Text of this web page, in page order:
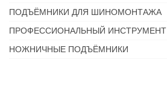
ПОДЪЁМНИКИ ДЛЯ ШИНОМОНТАЖА
ПРОФЕССИОНАЛЬНЫЙ ИНСТРУМЕНТ
НОЖНИЧНЫЕ ПОДЪЁМНИКИ